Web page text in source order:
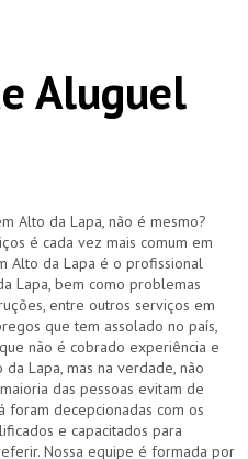
Aluguel
Alto da Lapa, não é mesmo?
é cada vez mais comum em
Alto da Lapa é o profissional
Lapa, bem como problemas
entre outros serviços em
que tem assolado no país,
não é cobrado experiência e
Lapa, mas na verdade, não
das pessoas evitam de
foram decepcionadas com os
e capacitados para
Nossa equipe é formada por